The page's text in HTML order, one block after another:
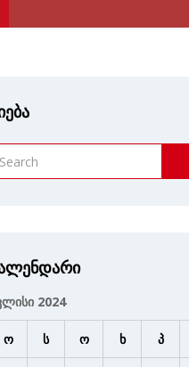
2024
ო ს ო ხ პ